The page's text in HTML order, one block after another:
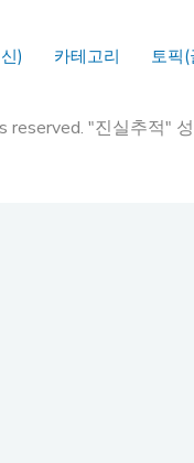
) 카테고리 토픽(
reserved. "진실추적"